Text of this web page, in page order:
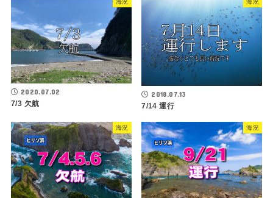
海況
2020.07.02
7/3 欠航
海況
2018.07.13
7/14 運行
海況 海況